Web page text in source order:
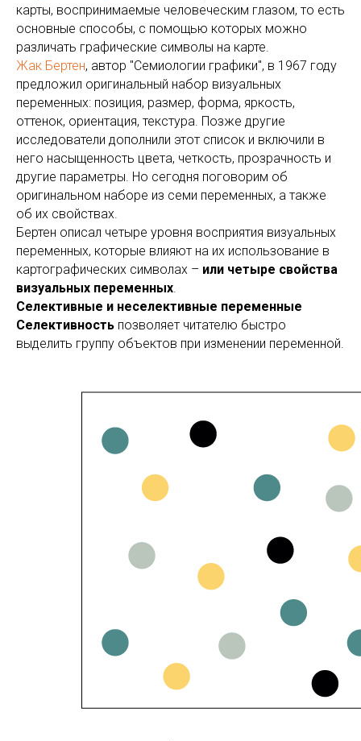
карты, воспринимаемые человеческим глазом, то есть
основные способы, с помощью которых можно
различать графические символы на карте.
Жак Бертен, автор "Семиологии графики", в 1967 году
предложил оригинальный набор визуальных
переменных: позиция, размер, форма, яркость,
оттенок, ориентация, текстура. Позже другие
исследователи дополнили этот список и включили в
него насыщенность цвета, четкость, прозрачность и
другие параметры. Но сегодня поговорим об
оригинальном наборе из семи переменных, а также
об их свойствах.
Бертен описал четыре уровня восприятия визуальных
переменных, которые влияют на их использование в
картографических символах – или четыре свойства
визуальных переменных.
Селективные и неселективные переменные
Селективность позволяет читателю быстро
выделить группу объектов при изменении переменной.